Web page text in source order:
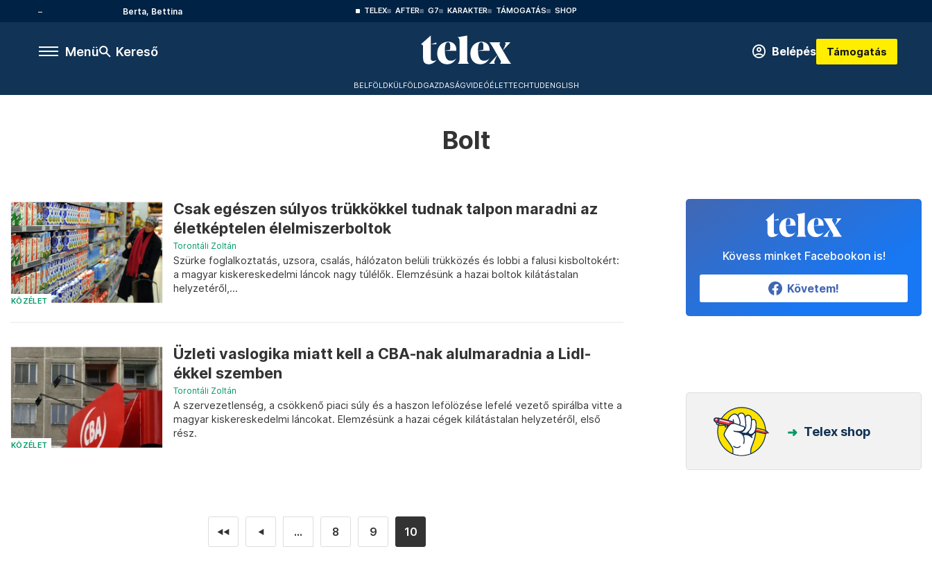
Berta, Bettina TELEX AFTER G7 KARAKTER TÁMOGATÁS SHOP
Menü Kereső Belépés Támogatás
BELFÖLDKÜLFÖLDGAZDASÁGVIDEÓÉLETTECHTUDENGLISH
Bolt
KÖZÉLET
Csak egészen súlyos trükkökkel tudnak talpon maradni az
életképtelen élelmiszerboltok
Torontáli Zoltán
Szürke foglalkoztatás, uzsora, csalás, hálózaton belüli trükközés és lobbi a falusi kisboltokért:
a magyar kiskereskedelmi láncok nagy túlélők. Elemzésünk a hazai boltok kilátástalan
helyzetéről,...
KÖZÉLET
Üzleti vaslogika miatt kell a CBA-nak alulmaradnia a Lidl-
ékkel szemben
Torontáli Zoltán
A szervezetlenség, a csökkenő piaci súly és a haszon lefölözése lefelé vezető spirálba vitte a
magyar kiskereskedelmi láncokat. Elemzésünk a hazai cégek kilátástalan helyzetéről, első
rész.
◄◄ ◄ ... 8 9 10
Kövess minket Facebookon is!
Követem!
Telex shop